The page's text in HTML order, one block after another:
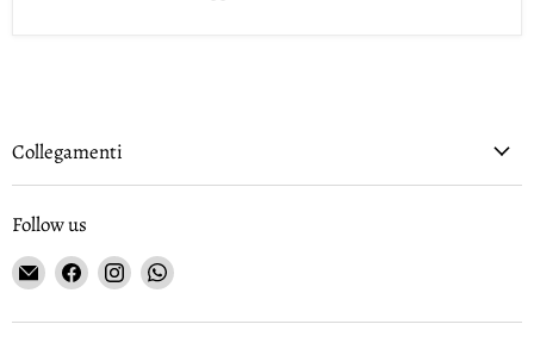
Collegamenti
Follow us
Email
Gioielleria
Curnis
Find
on
Find
on
Find
on